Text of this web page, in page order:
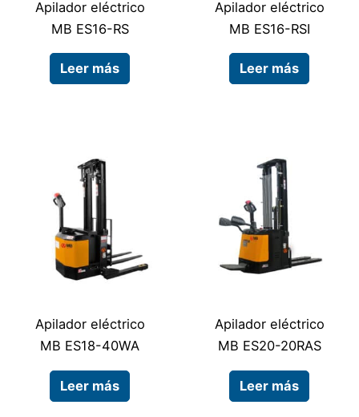
Apilador eléctrico
MB ES16-RS
Leer más
Apilador eléctrico
MB ES16-RSI
Leer más
Apilador eléctrico
MB ES18-40WA
Leer más
Apilador eléctrico
MB ES20-20RAS
Leer más